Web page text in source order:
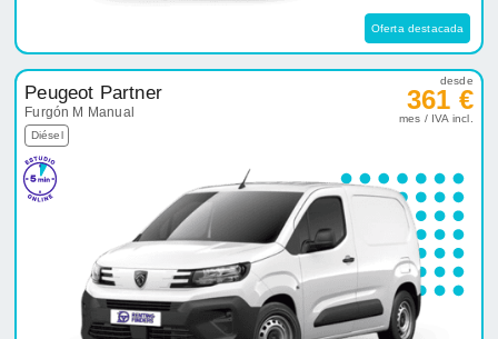
Oferta destacada
Peugeot Partner
Furgón M Manual
Diésel
desde
361 €
mes / IVA incl.